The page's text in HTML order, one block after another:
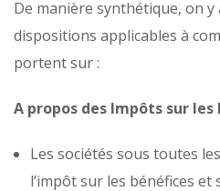
De manière synthétique, on y
dispositions applicables à
portent sur :
A propos des Impôts sur les
Les sociétés sous toutes
l’impôt sur les bénéfices